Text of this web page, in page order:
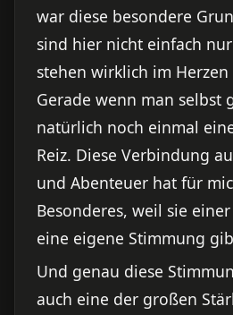
war diese besondere
sind hier nicht einfach
stehen wirklich im Herzen
Gerade wenn man selbst
natürlich noch einmal
Reiz. Diese Verbindung
und Abenteuer hat für
Besonderes, weil sie
eine eigene Stimmung
Und genau diese
auch eine der großen